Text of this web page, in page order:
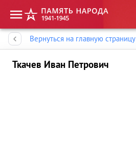
Вернуться на главную страницу
Ткачев Иван Петрович
Память народа